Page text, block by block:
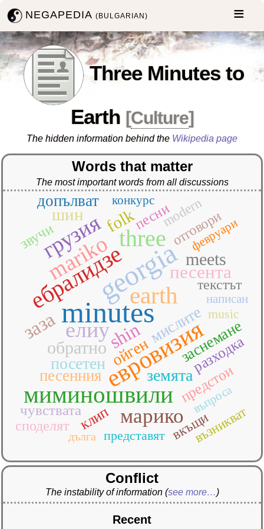
NEGAPEDIA(BULGARIAN)
Three Minutes to
Earth [Culture]
The hidden information behind the Wikipedia page
Words that matter
The most important words from all discussions
minutes
georgia
евровизия
earth
миминошвили
three
ебралидзе
mariko
грузия
елиу
марико
заза shin
песента
meets
обратно
folk
шин
земята
посетен
допълват
мислите
ойген
песенния
заснемане
звучи
клип
предстои
разходка
чувствата вкъщи
отговори
песни
споделят
текстът
modern
възникват
music
представят
въпроса
конкурс
написан
февруари
дълга
Conflict
The instability of information (see more…)
Recent